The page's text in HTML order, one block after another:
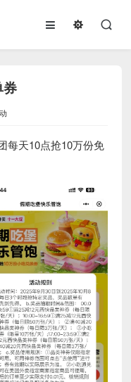
每天10点抢10万份免